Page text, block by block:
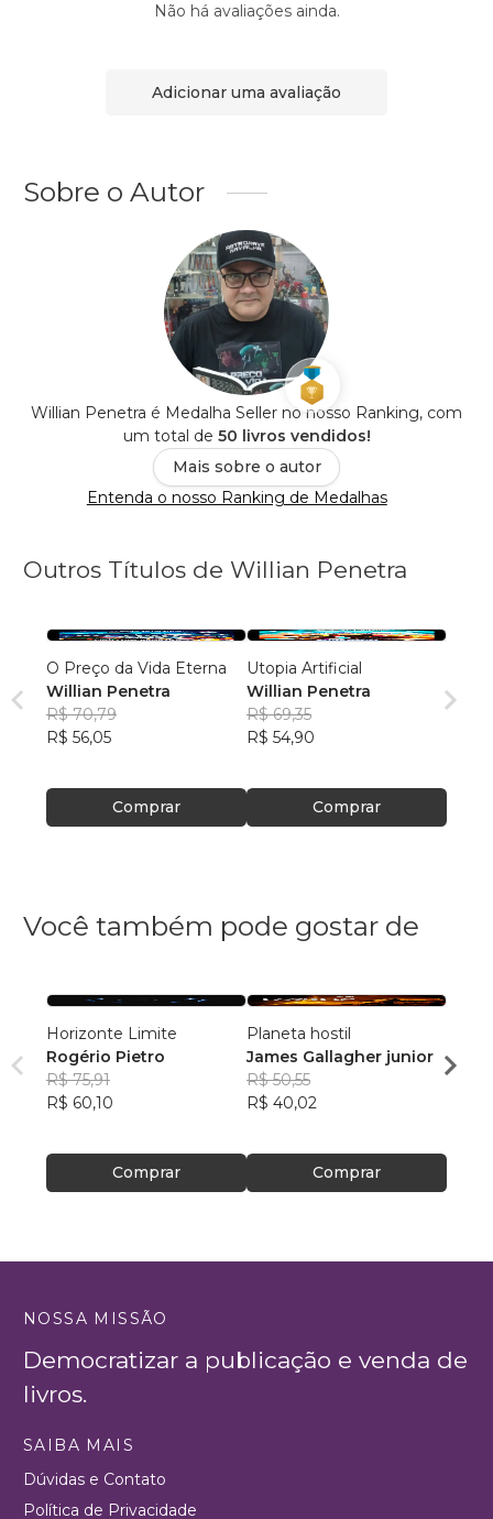
Não há avaliações ainda.
Adicionar uma avaliação
Sobre o Autor
Willian Penetra é Medalha Seller no nosso Ranking, com
um total de 50 livros vendidos!
Mais sobre o autor
Entenda o nosso Ranking de Medalhas
Outros Títulos de Willian Penetra
O Preço da Vida Eterna
Willian Penetra
R$ 70,79
R$ 56,05
Comprar
Utopia Artificial
Willian Penetra
R$ 69,35
R$ 54,90
Comprar
Você também pode gostar de
Horizonte Limite
Rogério Pietro
R$ 75,91
R$ 60,10
Comprar
Planeta hostil
James Gallagher junior
R$ 50,55
R$ 40,02
Comprar
P. H.
R$
NOSSA MISSÃO
Democratizar a publicação e venda de
livros.
SAIBA MAIS
Dúvidas e Contato
Política de Privacidade